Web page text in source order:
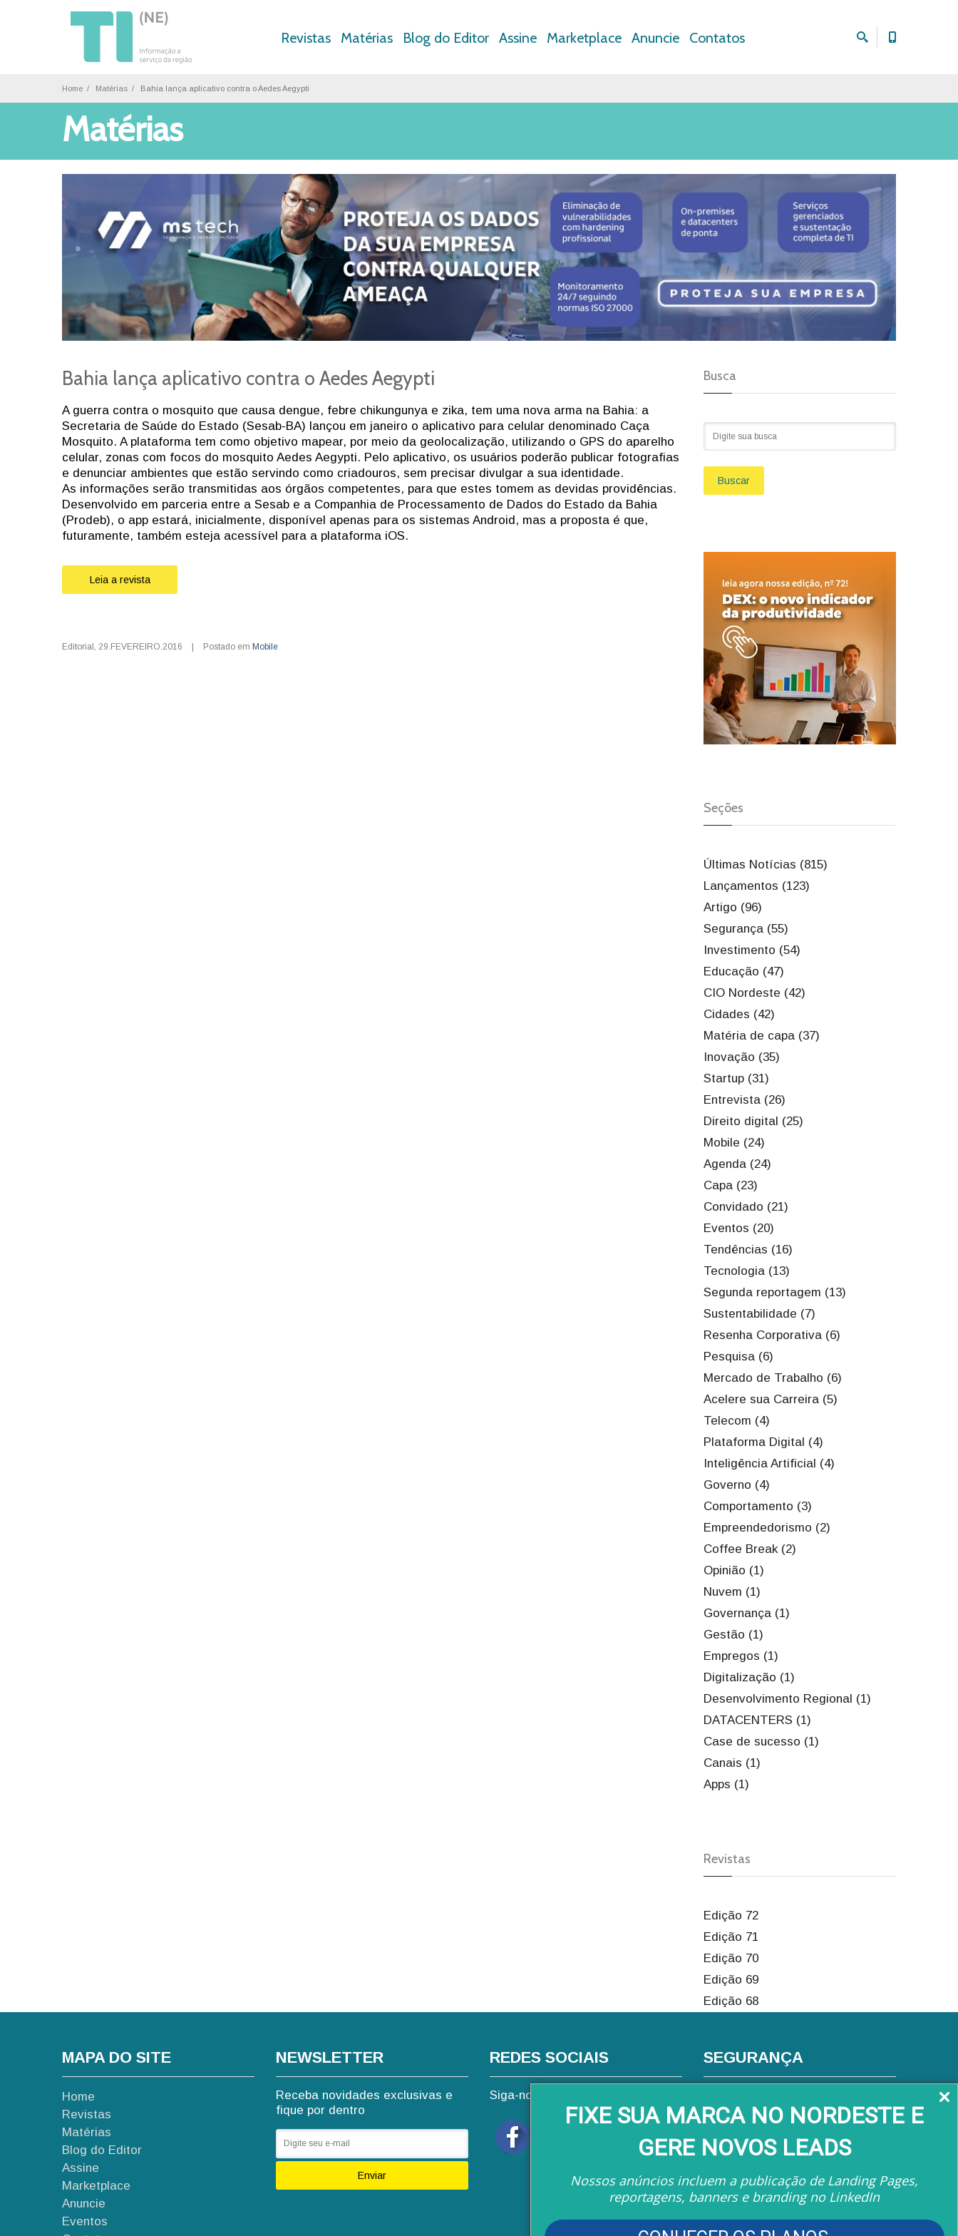
FIXE SUA MARCA NO NORDESTE E
GERE NOVOS LEADS
Nossos anúncios incluem a publicação de Landing Pages,
reportagens, banners e branding no LinkedIn
Revistas Matérias Blog do Editor Assine Marketplace Anuncie Contatos
Home Matérias Bahia lança aplicativo contra o Aedes Aegypti
Matérias
Bahia lança aplicativo contra o Aedes Aegypti
A guerra contra o mosquito que causa dengue, febre chikungunya e zika, tem uma nova arma na Bahia: a
Secretaria de Saúde do Estado (Sesab-BA) lançou em janeiro o aplicativo para celular denominado Caça
Mosquito. A plataforma tem como objetivo mapear, por meio da geolocalização, utilizando o GPS do aparelho
celular, zonas com focos do mosquito Aedes Aegypti. Pelo aplicativo, os usuários poderão publicar fotografias
e denunciar ambientes que estão servindo como criadouros, sem precisar divulgar a sua identidade.
As informações serão transmitidas aos órgãos competentes, para que estes tomem as devidas providências.
Desenvolvido em parceria entre a Sesab e a Companhia de Processamento de Dados do Estado da Bahia
(Prodeb), o app estará, inicialmente, disponível apenas para os sistemas Android, mas a proposta é que,
futuramente, também esteja acessível para a plataforma iOS.
Leia a revista
Editorial , 29.FEVEREIRO.2016 Postado em Mobile
Busca
Buscar
Seções
Últimas Notícias (815)
Lançamentos (123)
Artigo (96)
Segurança (55)
Investimento (54)
Educação (47)
CIO Nordeste (42)
Cidades (42)
Matéria de capa (37)
Inovação (35)
Startup (31)
Entrevista (26)
Direito digital (25)
Mobile (24)
Agenda (24)
Capa (23)
Convidado (21)
Eventos (20)
Tendências (16)
Tecnologia (13)
Segunda reportagem (13)
Sustentabilidade (7)
Resenha Corporativa (6)
Pesquisa (6)
Mercado de Trabalho (6)
Acelere sua Carreira (5)
Telecom (4)
Plataforma Digital (4)
Inteligência Artificial (4)
Governo (4)
Comportamento (3)
Empreendedorismo (2)
Coffee Break (2)
Opinião (1)
Nuvem (1)
Governança (1)
Gestão (1)
Empregos (1)
Digitalização (1)
Desenvolvimento Regional (1)
DATACENTERS (1)
Case de sucesso (1)
Canais (1)
Apps (1)
Revistas
Edição 72
Edição 71
Edição 70
Edição 69
Edição 68
MAPA DO SITE
Home
Revistas
Matérias
Blog do Editor
Assine
Marketplace
Anuncie
Eventos
NEWSLETTER
Receba novidades exclusivas e
fique por dentro
Enviar
REDES SOCIAIS
Siga-nos nas redes sociais
SEGURANÇA